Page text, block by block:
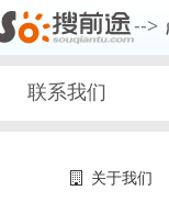
-->
联系我们
关于我们